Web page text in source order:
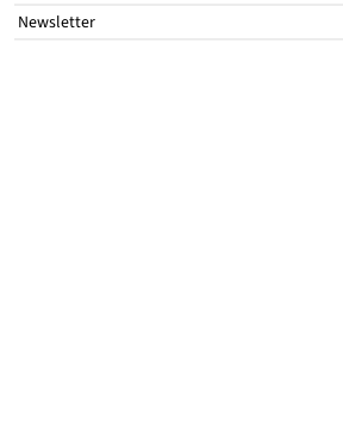
Newsletter